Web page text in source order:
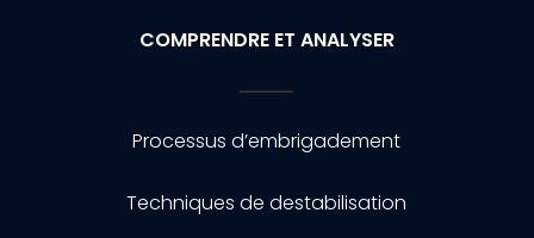
COMPRENDRE ET ANALYSER
Processus d’embrigadement
Techniques de destabilisation